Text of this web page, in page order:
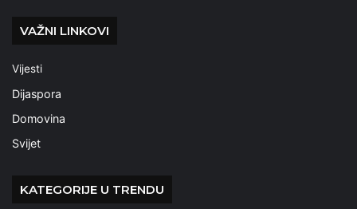
VAŽNI LINKOVI
Vijesti
Dijaspora
Domovina
Svijet
KATEGORIJE U TRENDU